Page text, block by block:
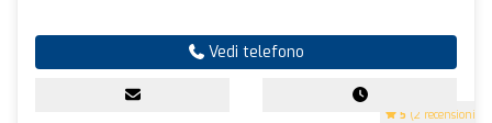
5 (2 recensioni)
Vedi telefono